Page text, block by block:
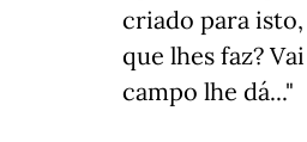
criado para isto,
que lhes faz?
campo lhe dá..."